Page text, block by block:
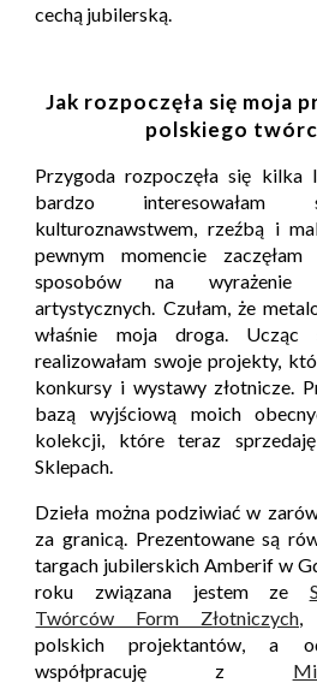
cechą jubilerską.
Jak rozpoczęła się moja
polskiego
Przygoda rozpoczęła się kilka
bardzo interesowałam
kulturoznawstwem, rzeźbą i
pewnym momencie
sposobów na
artystycznych. Czułam, że
właśnie moja droga.
Ucząc
realizowałam swoje projekty,
konkursy i wystawy złotnicze.
bazą wyjściową moich
kolekcji, które teraz
Sklepach.
Dzieła można podziwiać w
za granicą. Prezentowane są
targach jubilerskich Amberif w
roku związana jestem ze
Twórców Form Złotniczych
polskich projektantów, a
współpracuję z